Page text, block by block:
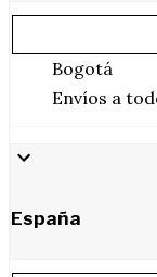
Bogotá
Envíos a
España